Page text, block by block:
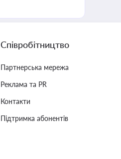
Співробітництво
Партнерська мережа
Реклама та PR
Контакти
Підтримка абонентів